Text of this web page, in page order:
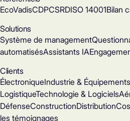
EcoVadisCDPCSRDISO 14001Bilan
Solutions
Système de management
automatisésAssistants IA
Clients
ÉlectroniqueIndustrie & Équipements
LogistiqueTechnologie & Logiciels
DéfenseConstructionDistribution
les témoignages